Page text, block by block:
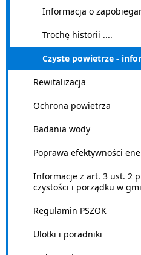
Informacja o
Trochę historii ....
Czyste powietrze -
Rewitalizacja
Ochrona powietrza
Badania wody
Poprawa efektywności
Informacje z art. 3 ust. 2
czystości i porządku w
Regulamin PSZOK
Ulotki i poradniki